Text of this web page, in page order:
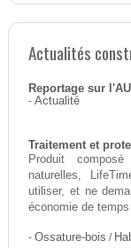
Actualités
Reportage sur
- Actualité
Traitement et
Produit
naturelles,
utiliser, et ne
économie de
- Ossature-bois /